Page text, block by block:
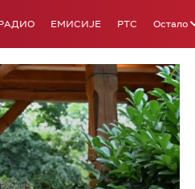
ЕМИСИЈЕ РТС Остало